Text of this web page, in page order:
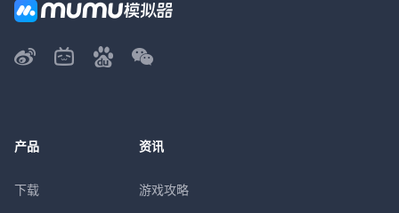
产品
下载
资讯
游戏攻略